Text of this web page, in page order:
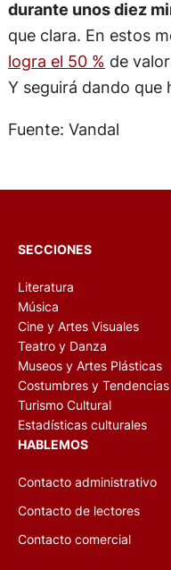
durante unos diez
que clara. En estos
logra el 50 % de
Y seguirá dando que
Fuente: Vandal
SECCIONES
Literatura
Música
Cine y Artes Visuales
Teatro y Danza
Museos y Artes Plásticas
Costumbres y Tendencias
Turismo Cultural
Estadísticas culturales
HABLEMOS
Contacto administrativo
Contacto de lectores
Contacto comercial